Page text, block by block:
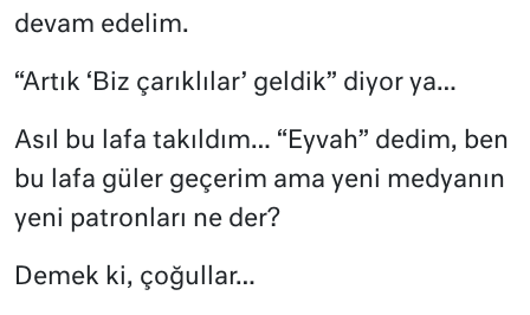
devam edelim.
“Artık ‘Biz çarıklılar’ geldik” diyor ya…
Asıl bu lafa takıldım… “Eyvah” dedim, ben
bu lafa güler geçerim ama yeni medyanın
yeni patronları ne der?
Demek ki, çoğullar…